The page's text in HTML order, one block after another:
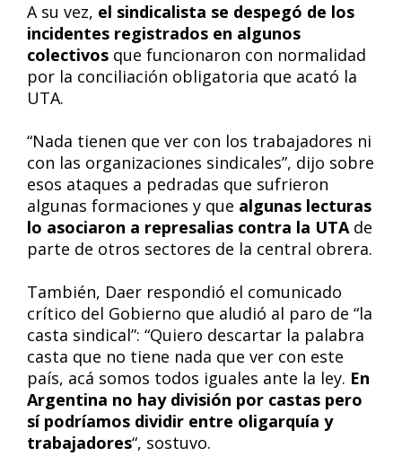
A su vez, el sindicalista se despegó de los
incidentes registrados en algunos
colectivos que funcionaron con normalidad
por la conciliación obligatoria que acató la
UTA.
“Nada tienen que ver con los trabajadores ni
con las organizaciones sindicales”, dijo sobre
esos ataques a pedradas que sufrieron
algunas formaciones y que algunas lecturas
lo asociaron a represalias contra la UTAde
parte de otros sectores de la central obrera.
También, Daer respondió el comunicado
crítico del Gobierno que aludió al paro de “la
casta sindical”: “Quiero descartar la palabra
casta que no tiene nada que ver con este
país, acá somos todos iguales ante la ley. En
Argentina no hay división por castas pero
sí podríamos dividir entre oligarquía y
trabajadores“, sostuvo.